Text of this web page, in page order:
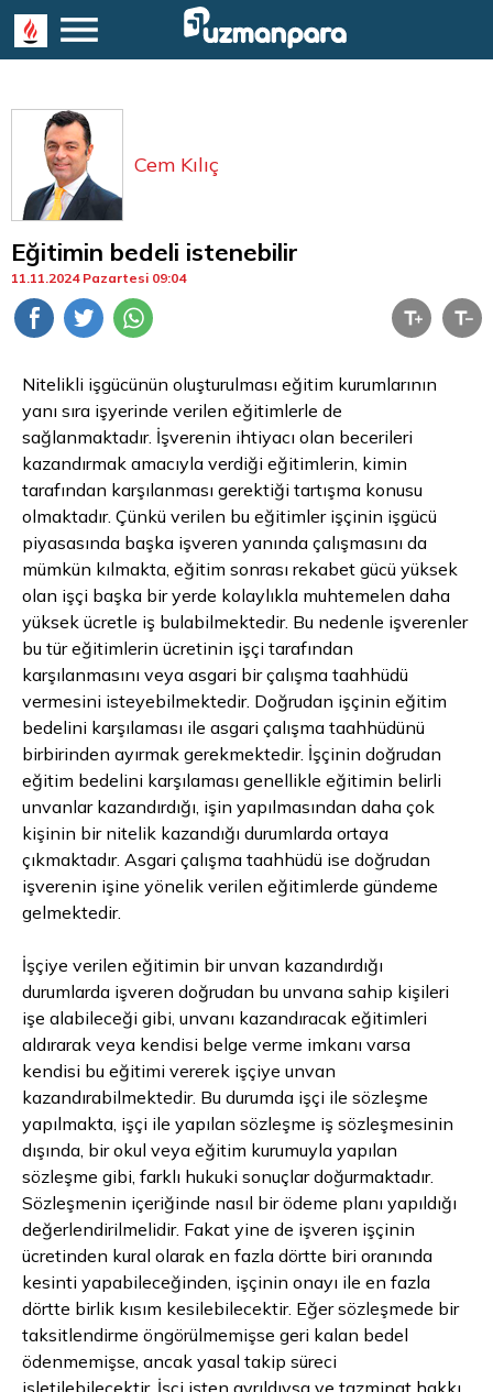
Cem Kılıç
Eğitimin bedeli istenebilir
11.11.2024 Pazartesi 09:04
Nitelikli işgücünün oluşturulması eğitim kurumlarının
yanı sıra işyerinde verilen eğitimlerle de
sağlanmaktadır. İşverenin ihtiyacı olan becerileri
kazandırmak amacıyla verdiği eğitimlerin, kimin
tarafından karşılanması gerektiği tartışma konusu
olmaktadır. Çünkü verilen bu eğitimler işçinin işgücü
piyasasında başka işveren yanında çalışmasını da
mümkün kılmakta, eğitim sonrası rekabet gücü yüksek
olan işçi başka bir yerde kolaylıkla muhtemelen daha
yüksek ücretle iş bulabilmektedir. Bu nedenle işverenler
bu tür eğitimlerin ücretinin işçi tarafından
karşılanmasını veya asgari bir çalışma taahhüdü
vermesini isteyebilmektedir. Doğrudan işçinin eğitim
bedelini karşılaması ile asgari çalışma taahhüdünü
birbirinden ayırmak gerekmektedir. İşçinin doğrudan
eğitim bedelini karşılaması genellikle eğitimin belirli
unvanlar kazandırdığı, işin yapılmasından daha çok
kişinin bir nitelik kazandığı durumlarda ortaya
çıkmaktadır. Asgari çalışma taahhüdü ise doğrudan
işverenin işine yönelik verilen eğitimlerde gündeme
gelmektedir.
İşçiye verilen eğitimin bir unvan kazandırdığı
durumlarda işveren doğrudan bu unvana sahip kişileri
işe alabileceği gibi, unvanı kazandıracak eğitimleri
aldırarak veya kendisi belge verme imkanı varsa
kendisi bu eğitimi vererek işçiye unvan
kazandırabilmektedir. Bu durumda işçi ile sözleşme
yapılmakta, işçi ile yapılan sözleşme iş sözleşmesinin
dışında, bir okul veya eğitim kurumuyla yapılan
sözleşme gibi, farklı hukuki sonuçlar doğurmaktadır.
Sözleşmenin içeriğinde nasıl bir ödeme planı yapıldığı
değerlendirilmelidir. Fakat yine de işveren işçinin
ücretinden kural olarak en fazla dörtte biri oranında
kesinti yapabileceğinden, işçinin onayı ile en fazla
dörtte birlik kısım kesilebilecektir. Eğer sözleşmede bir
taksitlendirme öngörülmemişse geri kalan bedel
ödenmemişse, ancak yasal takip süreci
işletilebilecektir. İşçi işten ayrıldıysa ve tazminat hakkı